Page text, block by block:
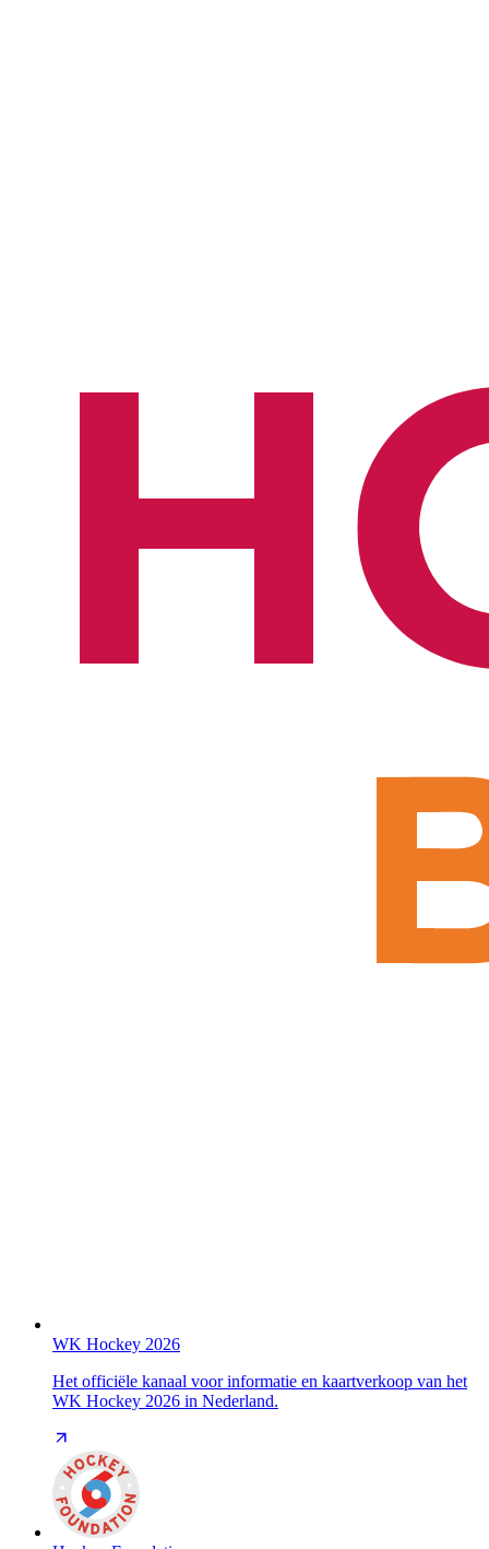
WK Hockey 2026
Het officiële kanaal voor informatie en kaartverkoop van het
WK Hockey 2026 in Nederland.